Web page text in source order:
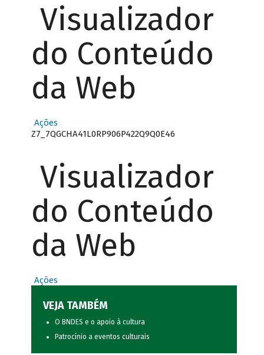
Visualizador
do Conteúdo
da Web
Ações
Z7_7QGCHA41L0RP906P422Q9Q0E46
Visualizador
do Conteúdo
da Web
Ações
VEJA TAMBÉM
O BNDES e o apoio à cultura
Patrocínio a eventos culturais